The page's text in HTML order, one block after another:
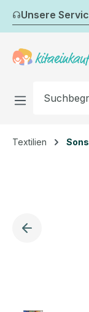
Zum Hauptinhalt
Unsere
Textilien
Bildergalerie